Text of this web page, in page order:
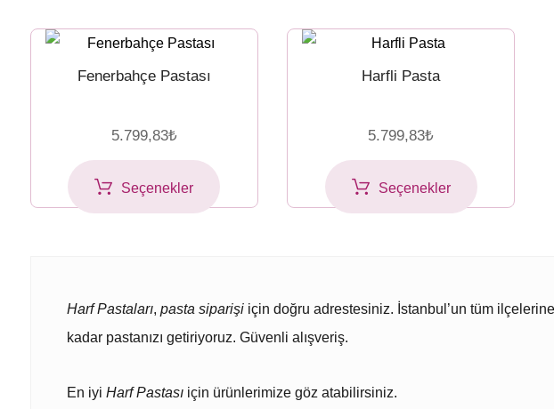
Harf Pastaları, pasta siparişiiçin doğru adrestesiniz. İstanbul’un tüm
kadar pastanızı getiriyoruz. Güvenli alışveriş.
En iyi Harf Pastasıiçin ürünlerimize göz atabilirsiniz.
Fenerbahçe Pastası
5.799,83₺
Seçenekler
Harfli Pasta
5.799,83₺
Seçenekler